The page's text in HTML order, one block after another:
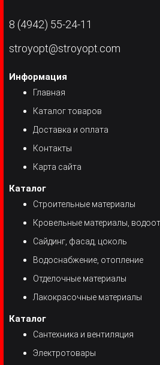
8 (4942) 55-24-11
stroyopt@stroyopt.com
Информация
Главная
Каталог товаров
Доставка и оплата
Контакты
Карта сайта
Каталог
Строительные материалы
Кровельные материалы,
Сайдинг, фасад, цоколь
Водоснабжение, отопление
Отделочные материалы
Лакокрасочные материалы
Каталог
Сантехника и вентиляция
Электротовары